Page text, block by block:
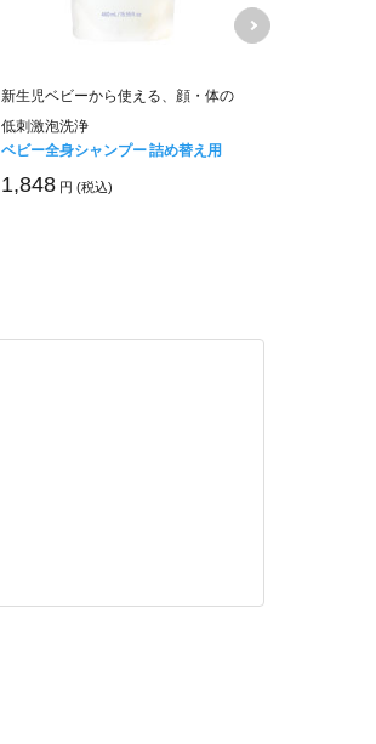
新生児ベビーから使える、顔・体の
低刺激泡洗浄
ベビー全身シャンプー 詰め替え用
1,848 円 (税込)